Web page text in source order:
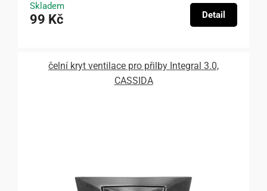
Skladem
99 Kč Detail
čelní kryt ventilace pro přilby Integral 3.0,
CASSIDA